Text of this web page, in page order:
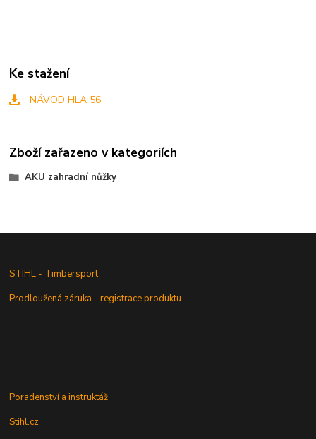
Ke stažení
NÁVOD HLA 56
Zboží zařazeno v kategoriích
AKU zahradní nůžky
STIHL - Timbersport
Prodloužená záruka - registrace produktu
Poradenství a instruktáž
Stihl.cz